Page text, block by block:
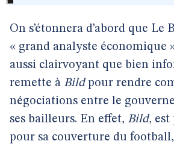
On s’étonnera d’abord que Le
« grand analyste économique
aussi clairvoyant que bien
remette à Bildpour rendre
négociations entre le
ses bailleurs. En effet, Bild,
pour sa couverture du